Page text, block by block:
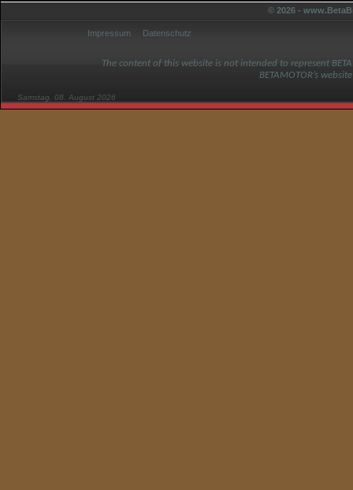
© 2026 -
Impressum Datenschutz
The content of this website is not intended to represent
BETAMOTOR’s
Samstag, 08. August 2026